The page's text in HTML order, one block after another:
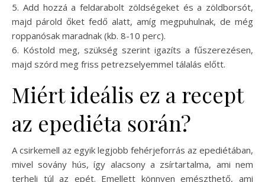
5. Add hozzá a feldarabolt zöldségeket és a zöldborsót,
majd párold őket fedő alatt, amíg megpuhulnak, de még
roppanósak maradnak (kb. 8-10 perc).
6. Kóstold meg, szükség szerint igazíts a fűszerezésen,
majd szórd meg friss petrezselyemmel tálalás előtt.
Miért ideális ez a recept
az epediéta során?
A csirkemell az egyik legjobb fehérjeforrás az epediétában,
mivel sovány hús, így alacsony a zsírtartalma, ami nem
terheli túl az epét. Emellett könnyen emészthető, ami